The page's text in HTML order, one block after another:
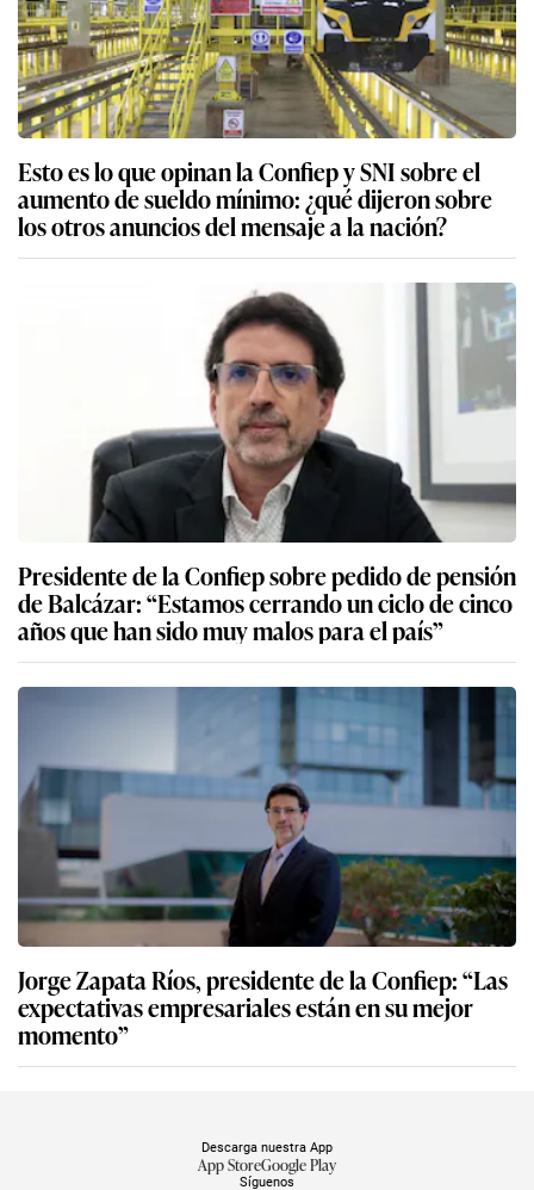
Esto es lo que opinan la Confiep y SNI sobre el
aumento de sueldo mínimo: ¿qué dijeron sobre
los otros anuncios del mensaje a la nación?
Presidente de la Confiep sobre pedido de pensión
de Balcázar: “Estamos cerrando un ciclo de cinco
años que han sido muy malos para el país”
Jorge Zapata Ríos, presidente de la Confiep: “Las
expectativas empresariales están en su mejor
momento”
Síguenos
Descarga nuestra App
App StoreGoogle Play